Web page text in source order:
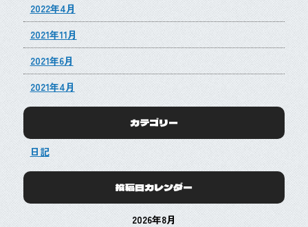
2022年4月
2021年11月
2021年6月
2021年4月
カテゴリー
日記
投稿日カレンダー
2026年8月